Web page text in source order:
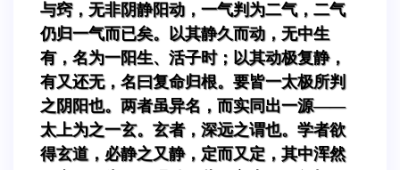
与窍，无非阴静阳动，一气判为二气，二气
仍归一气而已矣。以其静久而动，无中生
有，名为一阳生、活子时；以其动极复静，
有又还无，名曰复命归根。要皆一太极所判
之阴阳也。两者虽异名，而实同出一源——
太上为之一玄。玄者，深远之谓也。学者欲
得玄道，必静之又静，定而又定，其中浑然